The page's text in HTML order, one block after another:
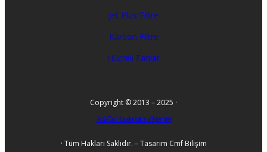
Jet Plus Filtre
Karbon Filtre
Hücreli Fanlar
Copyright © 2013 – 2025 ·
Ada Fan Havalandırma Sistemleri
· Tüm Hakları Saklıdır. – Tasarım Cmf Bilişim